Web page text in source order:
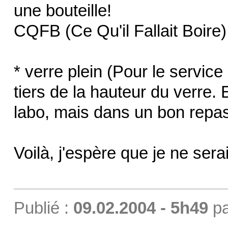
une bouteille!
CQFB (Ce Qu'il Fallait Boire)
* verre plein (Pour le
tiers de la hauteur du verre.
labo, mais dans un bon
Voilà, j'espère que je ne
Publié : 09.02.2004 - 5h49